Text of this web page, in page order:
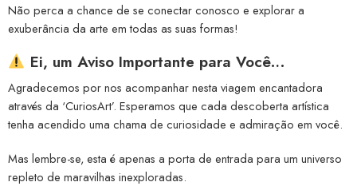
Não perca a chance de se conectar conosco e explorar a
exuberância da arte em todas as suas formas!
Ei, um Aviso Importante para Você…
Agradecemos por nos acompanhar nesta viagem encantadora
através da ‘CuriosArt’. Esperamos que cada descoberta artística
tenha acendido uma chama de curiosidade e admiração em você.
Mas lembre-se, esta é apenas a porta de entrada para um universo
repleto de maravilhas inexploradas.